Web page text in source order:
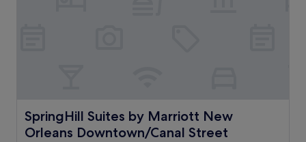
SpringHill Suites by Marriott New
Orleans Downtown/Canal Street
SpringHill Suites by Marriott New Orleans Downtown/